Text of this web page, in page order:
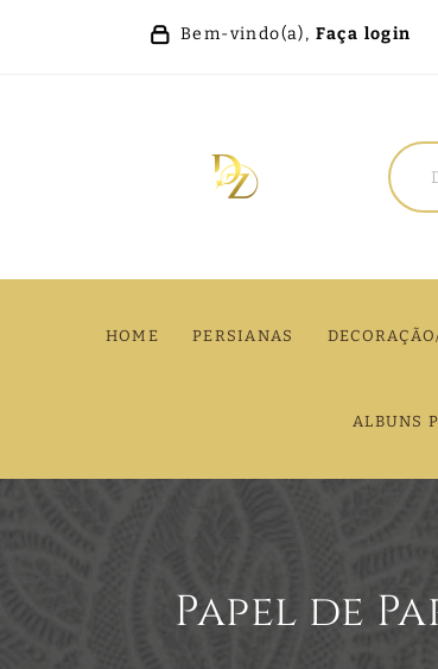
Bem-vindo(a), Faça login
HOME PERSIANAS
ALBUNS
Papel de